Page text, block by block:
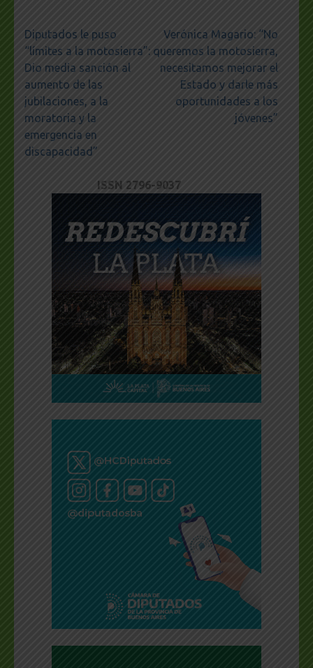
Navegación
de
entradas
Diputados le puso
“límites a la motosierra”:
Dio media sanción al
aumento de las
jubilaciones, a la
moratoria y la
emergencia en
discapacidad”
Verónica Magario: “No
queremos la motosierra,
necesitamos mejorar el
Estado y darle más
oportunidades a los
jóvenes”
ISSN 2796-9037